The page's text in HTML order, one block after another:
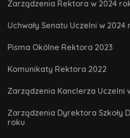
Zarządzenia Rektora w 2024
Uchwały Senatu Uczelni w 2024
Pisma Okólne Rektora 2023
Komunikaty Rektora 2022
Zarządzenia Kanclerza Uczelni
Zarządzenia Dyrektora Szkoły
roku